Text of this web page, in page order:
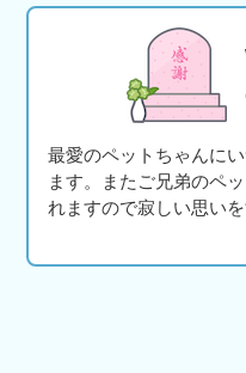
最愛のペットちゃんに
ます。またご兄弟のペ
れますので寂しい思い